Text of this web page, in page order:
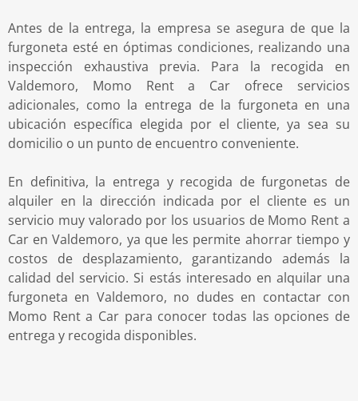
Antes de la entrega, la empresa se asegura de que la
furgoneta esté en óptimas condiciones, realizando una
inspección exhaustiva previa. Para la recogida en
Valdemoro, Momo Rent a Car ofrece servicios
adicionales, como la entrega de la furgoneta en una
ubicación específica elegida por el cliente, ya sea su
domicilio o un punto de encuentro conveniente.
En definitiva, la entrega y recogida de furgonetas de
alquiler en la dirección indicada por el cliente es un
servicio muy valorado por los usuarios de Momo Rent a
Car en Valdemoro, ya que les permite ahorrar tiempo y
costos de desplazamiento, garantizando además la
calidad del servicio. Si estás interesado en alquilar una
furgoneta en Valdemoro, no dudes en contactar con
Momo Rent a Car para conocer todas las opciones de
entrega y recogida disponibles.